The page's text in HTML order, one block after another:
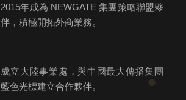
2015年成為 NEWGATE 集團策略聯盟夥
伴，積極開拓外商業務。
成立大陸事業處，與中國最大傳播集團
藍色光標建立合作夥伴。